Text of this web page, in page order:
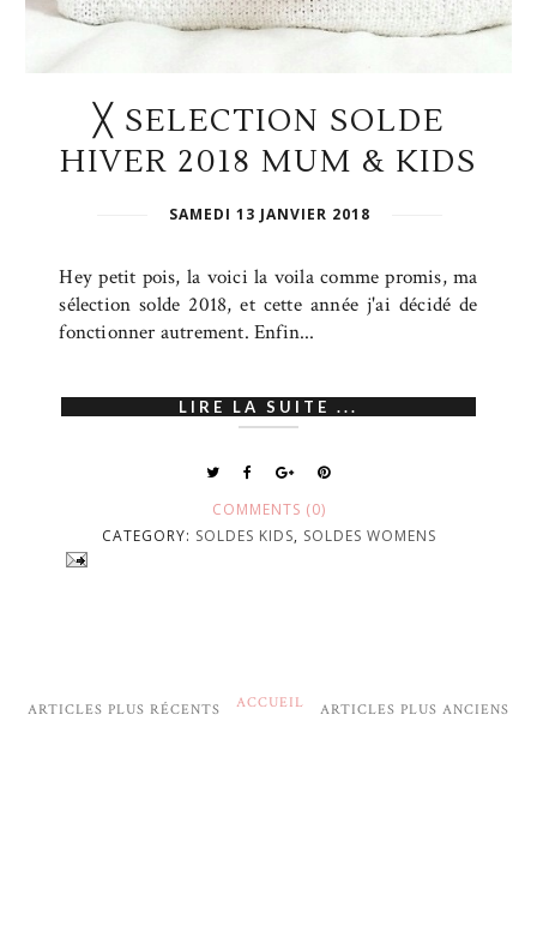
╳ SELECTION SOLDE
HIVER 2018 MUM & KIDS
SAMEDI 13 JANVIER 2018
Hey petit pois, la voici la voila comme promis, ma
sélection solde 2018, et cette année j'ai décidé de
fonctionner autrement. Enfin...
LIRE LA SUITE ...
COMMENTS (0)
CATEGORY: SOLDES KIDS, SOLDES WOMENS
ARTICLES PLUS RÉCENTS ARTICLES PLUS ANCIENS
ACCUEIL